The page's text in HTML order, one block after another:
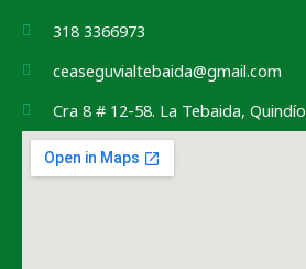
318 3366973
ceaseguvialtebaida@gmail.com
Cra 8 # 12-58. La Tebaida, Quindío